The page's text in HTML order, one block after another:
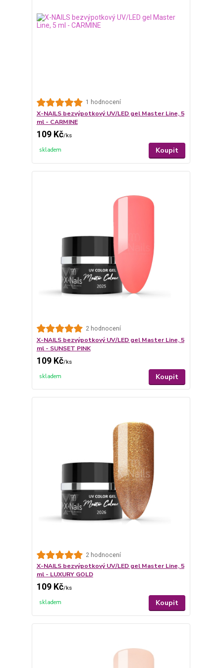
1 hodnocení
X-NAILS bezvýpotkový UV/LED gel Master Line, 5
ml - CARMINE
109 Kč/ks
skladem Koupit
2 hodnocení
X-NAILS bezvýpotkový UV/LED gel Master Line, 5
ml - SUNSET PINK
109 Kč/ks
skladem Koupit
2 hodnocení
X-NAILS bezvýpotkový UV/LED gel Master Line, 5
ml - LUXURY GOLD
109 Kč/ks
skladem Koupit